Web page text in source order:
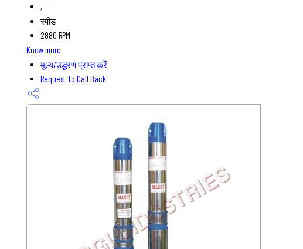
,
स्पीड
2880 RPM
Know more
मूल्य/उद्धरण प्राप्त करें
Request To Call Back